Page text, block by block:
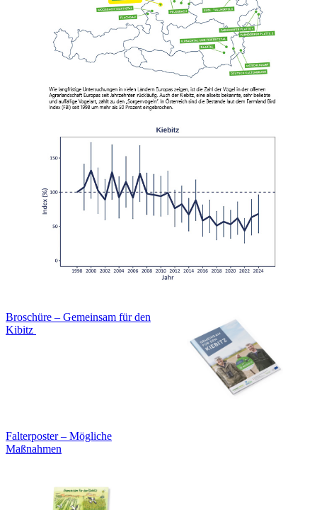
Broschüre – Gemeinsam für den
Kibitz
Falterposter – Mögliche
Maßnahmen